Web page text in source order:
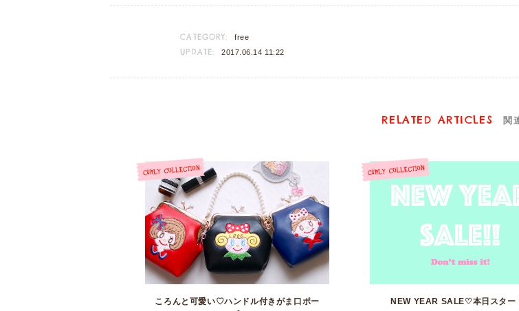
CATEGORY: free
UPDATE: 2017.06.14 11:22
RELATED ARTICLES 関
ころんと可愛い♡ハンドル付きがま口ポー
NEW YEAR SALE♡本日スター